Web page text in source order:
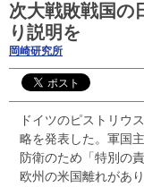
次大戦敗戦国の
り説明を
岡崎研究所
ドイツのピストリウ
略を発表した。軍国
防衛のため「特別の
欧州の米国離れがあ